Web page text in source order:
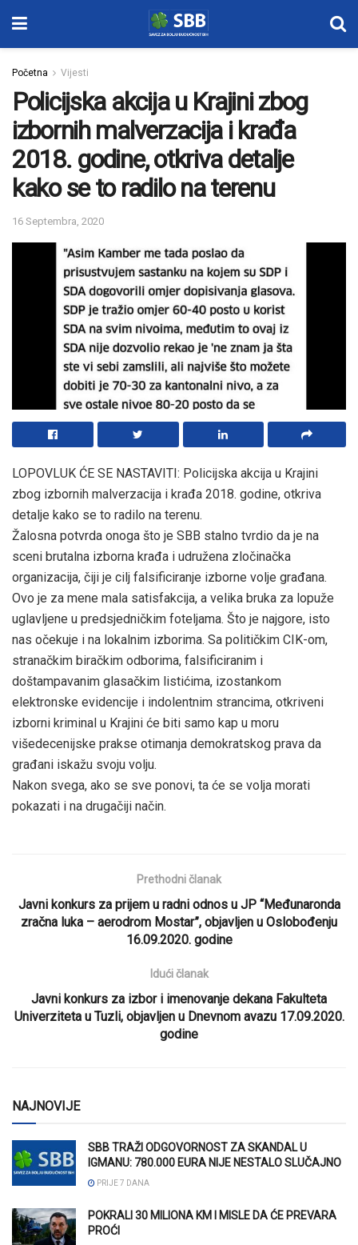
Početna Vijesti
Policijska akcija u Krajini zbog
izbornih malverzacija i krađa
2018. godine, otkriva detalje
kako se to radilo na terenu
16 Septembra, 2020
LOPOVLUK ĆE SE NASTAVITI: Policijska akcija u Krajini
zbog izbornih malverzacija i krađa 2018. godine, otkriva
detalje kako se to radilo na terenu.
Žalosna potvrda onoga što je SBB stalno tvrdio da je na
sceni brutalna izborna krađa i udružena zločinačka
organizacija, čiji je cilj falsificiranje izborne volje građana.
Ovo je za mene mala satisfakcija, a velika bruka za lopuže
uglavljene u predsjedničkim foteljama. Što je najgore, isto
nas očekuje i na lokalnim izborima. Sa političkim CIK-om,
stranačkim biračkim odborima, falsificiranim i
doštampavanim glasačkim listićima, izostankom
elektronske evidencije i indolentnim strancima, otkriveni
izborni kriminal u Krajini će biti samo kap u moru
višedecenijske prakse otimanja demokratskog prava da
građani iskažu svoju volju.
Nakon svega, ako se sve ponovi, ta će se volja morati
pokazati i na drugačiji način.
Prethodni članak
Javni konkurs za prijem u radni odnos u JP “Međunaronda
zračna luka – aerodrom Mostar”, objavljen u Oslobođenju
16.09.2020. godine
Idući članak
Javni konkurs za izbor i imenovanje dekana Fakulteta
Univerziteta u Tuzli, objavljen u Dnevnom avazu 17.09.2020.
godine
NAJNOVIJE
SBB TRAŽI ODGOVORNOST ZA SKANDAL U
IGMANU: 780.000 EURA NIJE NESTALO SLUČAJNO
PRIJE 7 DANA
POKRALI 30 MILIONA KM I MISLE DA ĆE PREVARA
PROĆI